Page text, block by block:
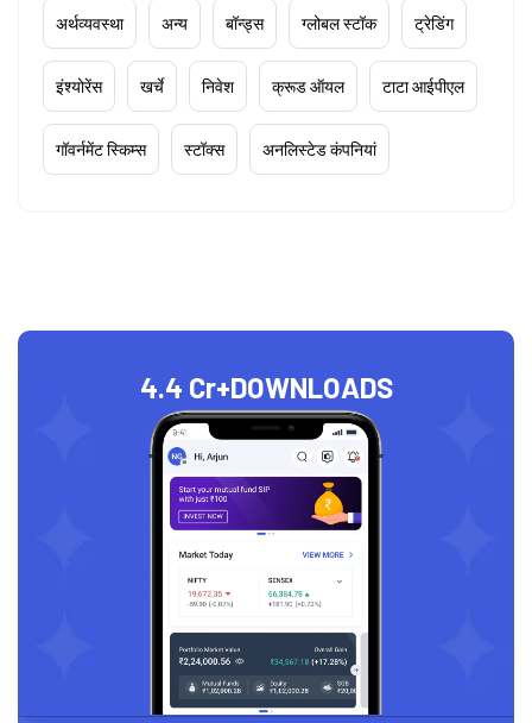
अर्थव्यवस्था अन्य बॉन्ड्स ग्लोबल स्टॉक ट्रेडिंग
इंश्योरेंस खर्चे निवेश क्रूड ऑयल टाटा आईपीएल
गॉवर्नमेंट स्किम्स स्टॉक्स अनलिस्टेड कंपनियां
4.4 Cr+DOWNLOADS